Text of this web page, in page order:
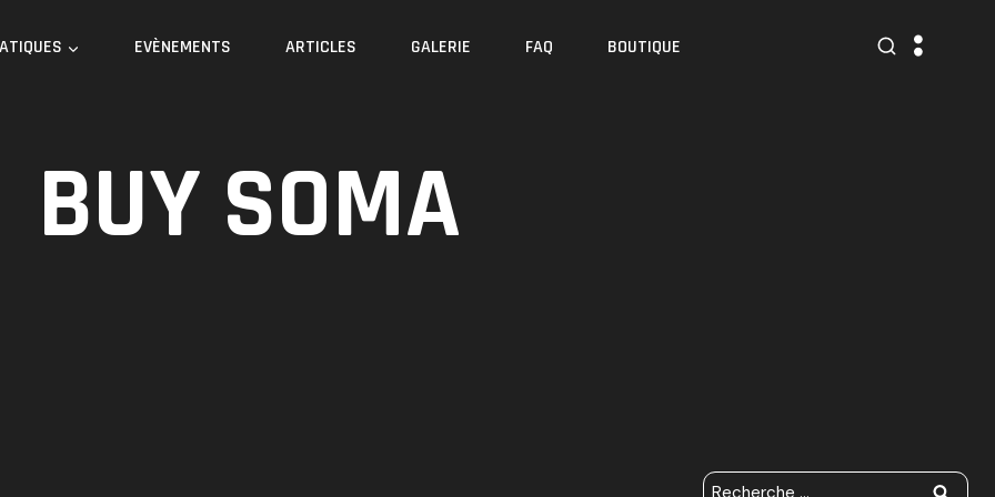
EVÈNEMENTS ARTICLES GALERIE FAQ BOUTIQUE
BUY SOMA
R